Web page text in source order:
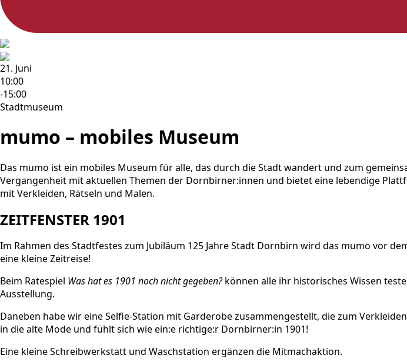
21. Juni
10:00
-15:00
Stadtmuseum
mumo – mobiles Museum
Das mumo ist ein mobiles Museum für alle, das durch die Stadt wandert und zum
Vergangenheit mit aktuellen Themen der Dornbirner:innen und bietet eine lebendige
mit Verkleiden, Rätseln und Malen.
ZEITFENSTER 1901
Im Rahmen des Stadtfestes zum Jubiläum 125 Jahre Stadt Dornbirn wird das mumo vor
eine kleine Zeitreise!
Beim Ratespiel Was hat es 1901 noch nicht gegeben?können alle ihr historisches Wissen
Ausstellung.
Daneben habe wir eine Selfie-Station mit Garderobe zusammengestellt, die zum
in die alte Mode und fühlt sich wie ein:e richtige:r Dornbirner:in 1901!
Eine kleine Schreibwerkstatt und Waschstation ergänzen die Mitmachaktion.